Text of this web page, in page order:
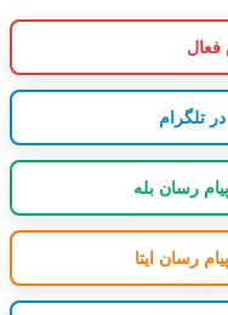
فعال
تلگرام
رسان بله
رسان ایتا